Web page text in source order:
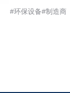
环保设备 制造商